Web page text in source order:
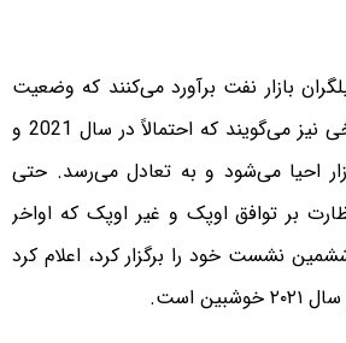
بازار نفت برآورد می‌کنند که وضعیت
بازار شکننده است و برخی نیز می‌گویند که احتمالاً در سال 2021 و
احیا می‌شود و به تعادل می‌رسد. حتی
بر توافق اوپک و غیر اوپک که اواخر
نشست خود را برگزار کرد، اعلام کرد
است.